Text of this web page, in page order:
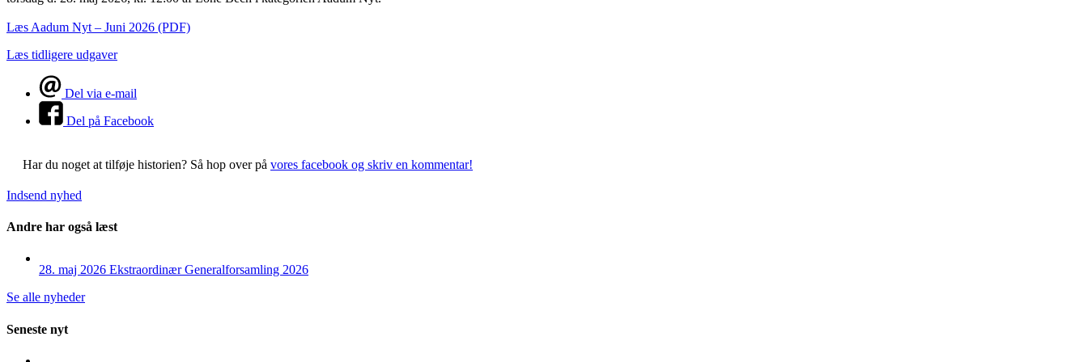
Læs Aadum Nyt – Juni 2026 (PDF)
Læs tidligere udgaver
Del via e-mail
Del på Facebook
Har du noget at tilføje historien? Så hop over på vores facebook og skriv en kommentar!
Indsend nyhed
Andre har også læst
28. maj 2026 Ekstraordinær Generalforsamling 2026
Se alle nyheder
Seneste nyt